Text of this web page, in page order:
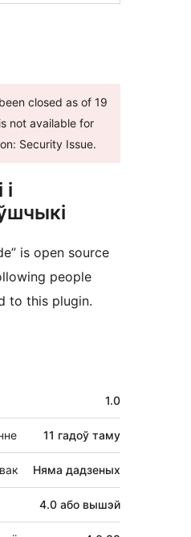
closed as of 19
not available for
Security Issue.
is open source
people
to this plugin.
1.0
11 гадоў таму
Няма дадзеных
4.0 або вышэй